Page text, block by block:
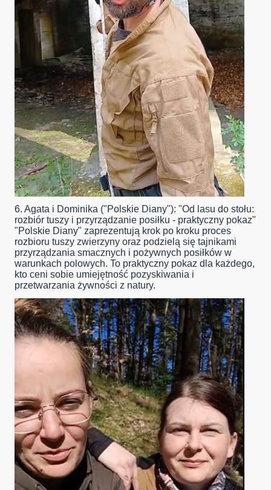
6. Agata i Dominika ("Polskie Diany"): "Od lasu do stołu:
rozbiór tuszy i przyrządzanie posiłku - praktyczny pokaz"
"Polskie Diany" zaprezentują krok po kroku proces
rozbioru tuszy zwierzyny oraz podzielą się tajnikami
przyrządzania smacznych i pożywnych posiłków w
warunkach polowych. To praktyczny pokaz dla każdego,
kto ceni sobie umiejętność pozyskiwania i
przetwarzania żywności z natury.